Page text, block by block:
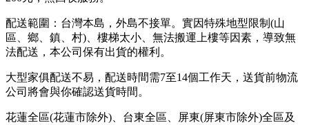
配送範圍：台灣本島，外島不接單。實因特殊地型限制(山
區、鄉、鎮、村)、樓梯太小、無法搬運上樓等因素，導致無
法配送，本公司保有出貨的權利。
大型家俱配送不易，配送時間需7至14個工作天，送貨前物流
公司將會與你確認送貨時間。
花蓮全區(花蓮市除外)、台東全區、屏東(屏東市除外)全區及